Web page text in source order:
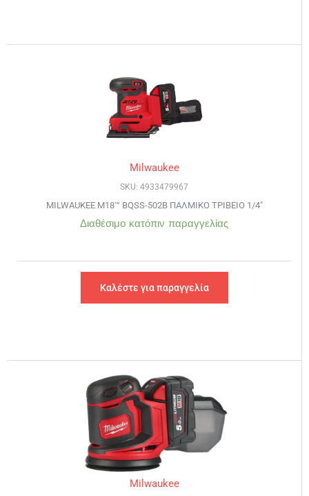
Milwaukee
SKU: 4933479967
MILWAUKEE M18™ BQSS-502B ΠΑΛΜΙΚΟ ΤΡΙΒΕΙΟ 1/4″
Διαθέσιμο κατόπιν παραγγελίας
Καλέστε για παραγγελία
Milwaukee